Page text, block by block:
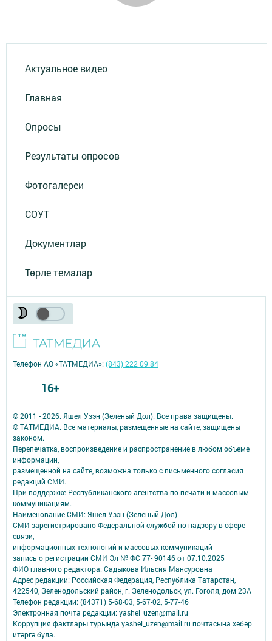
Актуальное видео
Главная
Опросы
Результаты опросов
Фотогалереи
СОУТ
Документлар
Төрле темалар
© 2011 - 2026. Яшел Узэн (Зеленый Дол). Все права защищены.
© ТАТМЕДИА. Все материалы, размещенные на сайте, защищены
законом.
Перепечатка, воспроизведение и распространение в любом объеме
информации,
размещенной на сайте, возможна только с письменного согласия
редакций СМИ.
При поддержке Республиканского агентства по печати и массовым
коммуникациям.
Наименование СМИ: Яшел Узэн (Зеленый Дол)
СМИ зарегистрировано Федеральной службой по надзору в сфере
связи,
информационных технологий и массовых коммуникаций
запись о регистрации СМИ Эл № ФС 77- 90146 от 07.10.2025
ФИО главного редактора: Садыкова Ильсия Мансуровна
Адрес редакции: Российская Федерация, Республика Татарстан,
422540, Зеленодольский район, г. Зеленодольск, ул. Гоголя, дом 23А
Телефон редакции: (84371) 5-68-03, 5-67-02, 5-77-46
Электронная почта редакции: yashel_uzen@mail.ru
Коррупция фактлары турында yashel_uzen@mail.ru почтасына хәбәр
итәргә була.
Телефон АО «ТАТМЕДИА»:(843) 222 09 84
16+